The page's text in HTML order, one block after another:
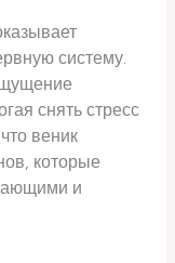
систему.
снять стресс
веник
которые
и